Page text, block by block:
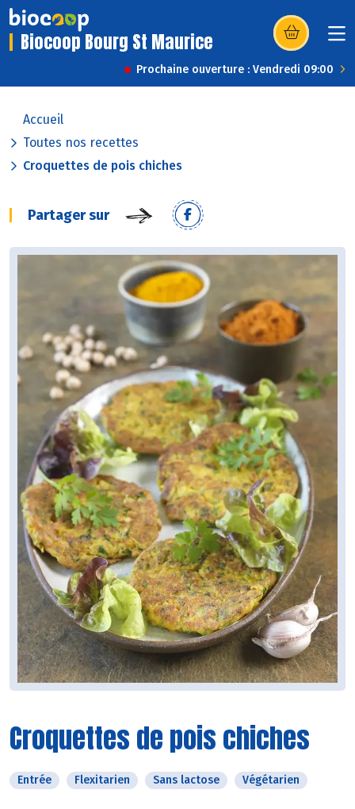
Biocoop Bourg St Maurice (s’ouvre dans
Prochaine ouverture : Vendredi 09:00
Accueil
Toutes nos recettes
Croquettes de pois chiches
Partager sur
Croquettes de pois chiches
Entrée Flexitarien Sans lactose Végétarien